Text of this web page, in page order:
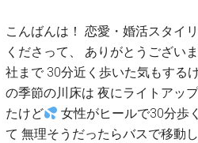
こんばんは！ 恋愛・婚活スタ
くださって、 ありがとうござ
社まで 30分近く歩いた気もする
の季節の川床は 夜にライトアッ
たけど
女性がヒールで30分歩
て 無理そうだったらバスで移動